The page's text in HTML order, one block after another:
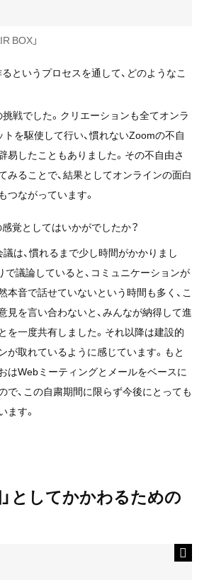
BOX」
というプロセスを通して、どのようなこ
戦でした。クリエーションも全てオンラ
を駆使して行い、慣れないZoomの不自
易したこともありました。その不自由さ
みることで、結果としてオンラインの面白
つながっています。
覚としてはいかがでしたか？
は、慣れるまで少し時間がかかりまし
で議論していると、コミュニケーションが
本音で話せていないという時間も多く、こ
見を言い合わないと、みんなが納得して進
を一度共有しました。それ以降は建設的
が取れているように感じています。もと
はWebミーティングとメールをベースに
で、この自粛期間に限らず今後にとっても
ます。
」としてかかわるための